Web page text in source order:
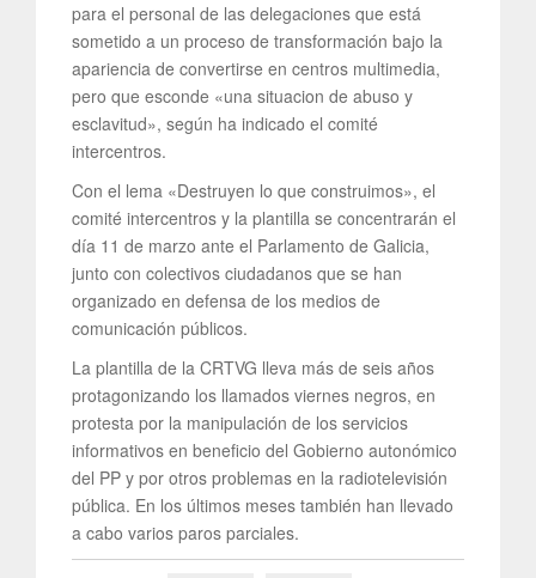
para el personal de las delegaciones que está
sometido a un proceso de transformación bajo la
apariencia de convertirse en centros multimedia,
pero que esconde «una situacion de abuso y
esclavitud», según ha indicado el comité
intercentros.
Con el lema «Destruyen lo que construimos», el
comité intercentros y la plantilla se concentrarán el
día 11 de marzo ante el Parlamento de Galicia,
junto con colectivos ciudadanos que se han
organizado en defensa de los medios de
comunicación públicos.
La plantilla de la CRTVG lleva más de seis años
protagonizando los llamados viernes negros, en
protesta por la manipulación de los servicios
informativos en beneficio del Gobierno autonómico
del PP y por otros problemas en la radiotelevisión
pública. En los últimos meses también han llevado
a cabo varios paros parciales.